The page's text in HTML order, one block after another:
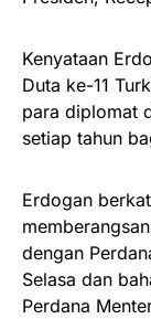
Kenyataan
Duta ke-11
para diplomat
setiap tahun
Erdogan
dengan
Selasa dan
Perdana